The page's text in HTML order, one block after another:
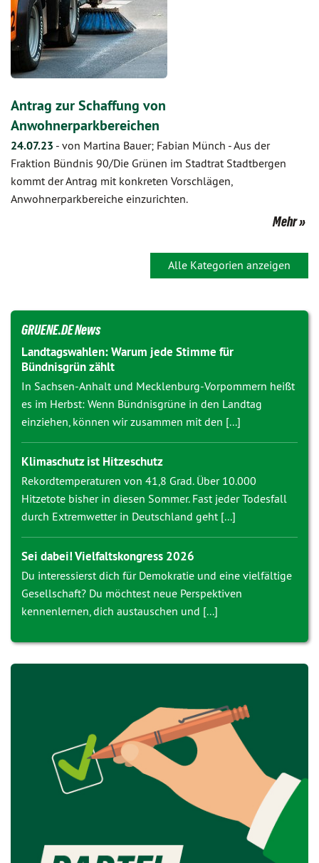
Antrag zur Schaffung von
Anwohnerparkbereichen
24.07.23 - von Martina Bauer; Fabian Münch -Aus der
Fraktion Bündnis 90/Die Grünen im Stadtrat Stadtbergen
kommt der Antrag mit konkreten Vorschlägen,
Anwohnerparkbereiche einzurichten.
Mehr
Alle Kategorien anzeigen
GRUENE.DE News
Landtagswahlen: Warum jede Stimme für
Bündnisgrün zählt
In Sachsen-Anhalt und Mecklenburg-Vorpommern heißt
es im Herbst: Wenn Bündnisgrüne in den Landtag
einziehen, können wir zusammen mit den [...]
Klimaschutz ist Hitzeschutz
Rekordtemperaturen von 41,8 Grad. Über 10.000
Hitzetote bisher in diesen Sommer. Fast jeder Todesfall
durch Extremwetter in Deutschland geht [...]
Sei dabei! Vielfaltskongress 2026
Du interessierst dich für Demokratie und eine vielfältige
Gesellschaft? Du möchtest neue Perspektiven
kennenlernen, dich austauschen und [...]